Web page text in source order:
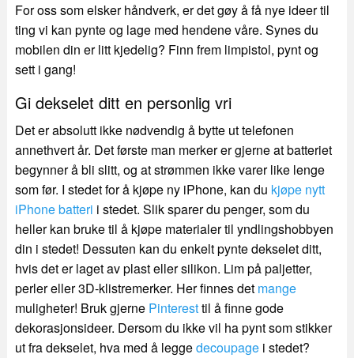
For oss som elsker håndverk, er det gøy å få nye ideer til
ting vi kan pynte og lage med hendene våre. Synes du
mobilen din er litt kjedelig? Finn frem limpistol, pynt og
sett i gang!
Gi dekselet ditt en personlig vri
Det er absolutt ikke nødvendig å bytte ut telefonen
annethvert år. Det første man merker er gjerne at batteriet
begynner å bli slitt, og at strømmen ikke varer like lenge
som før. I stedet for å kjøpe ny iPhone, kan du kjøpe nytt
iPhone batteri i stedet. Slik sparer du penger, som du
heller kan bruke til å kjøpe materialer til yndlingshobbyen
din i stedet! Dessuten kan du enkelt pynte dekselet ditt,
hvis det er laget av plast eller silikon. Lim på paljetter,
perler eller 3D-klistremerker. Her finnes det mange
muligheter! Bruk gjerne Pinteresttil å finne gode
dekorasjonsideer. Dersom du ikke vil ha pynt som stikker
ut fra dekselet, hva med å leggedecoupagei stedet?